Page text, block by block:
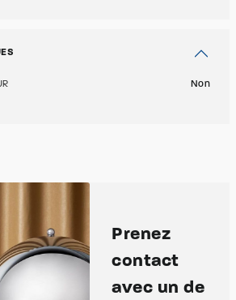
Non
Prenez
contact
avec un de